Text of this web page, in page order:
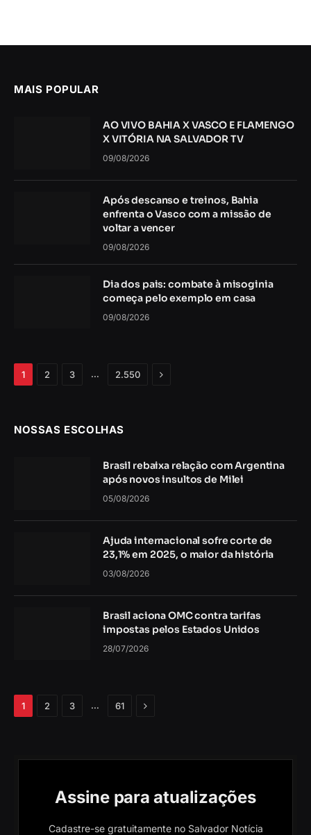
MAIS POPULAR
AO VIVO BAHIA X VASCO E FLAMENGO
X VITÓRIA NA SALVADOR TV
09/08/2026
Após descanso e treinos, Bahia
enfrenta o Vasco com a missão de
voltar a vencer
09/08/2026
Dia dos pais: combate à misoginia
começa pelo exemplo em casa
09/08/2026
1 2 3 … 2.550 Próximo
NOSSAS ESCOLHAS
Brasil rebaixa relação com Argentina
após novos insultos de Milei
05/08/2026
Ajuda internacional sofre corte de
23,1% em 2025, o maior da história
03/08/2026
Brasil aciona OMC contra tarifas
impostas pelos Estados Unidos
28/07/2026
1 2 3 … 61 Próximo
Assine para atualizações
Cadastre-se gratuitamente no Salvador Notícia